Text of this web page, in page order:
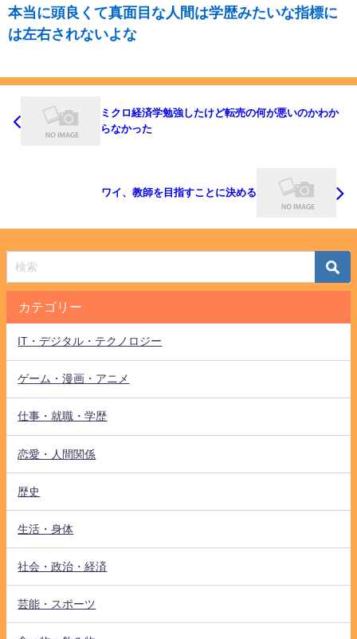
本当に頭良くて真面目な人間は学歴みたいな指標に
は左右されないよな
ミクロ経済学勉強したけど転売の何が悪いのかわか
らなかった
ワイ、教師を目指すことに決める
カテゴリー
IT・デジタル・テクノロジー
ゲーム・漫画・アニメ
仕事・就職・学歴
恋愛・人間関係
歴史
生活・身体
社会・政治・経済
芸能・スポーツ